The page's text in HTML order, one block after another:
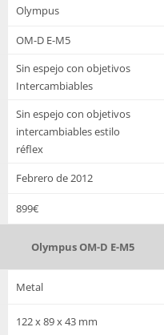
Olympus
OM-D E-M5
Sin espejo con objetivos
Intercambiables
Sin espejo con objetivos
intercambiables estilo
réflex
Febrero de 2012
899€
Olympus OM-D E-M5
Metal
122 x 89 x 43 mm